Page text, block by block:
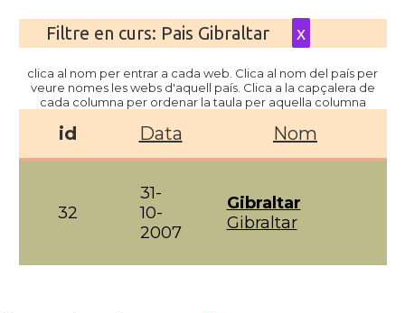
Filtre en curs: Pais Gibraltar x
clica al nom per entrar a cada web. Clica al nom del país per
veure nomes les webs d'aquell país. Clica a la capçalera de
cada columna per ordenar la taula per aquella columna
id Data Nom
32
31-
10-
2007
Gibraltar
Gibraltar